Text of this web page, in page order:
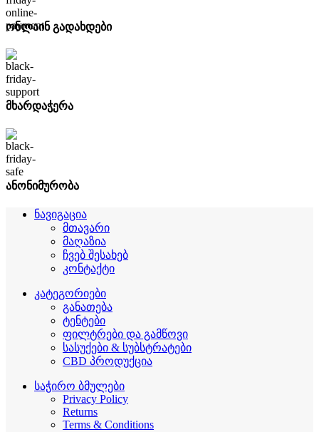
ონლაინ გადახდები
მხარდაჭერა
ანონიმურობა
ნავიგაცია
მთავარი
მაღაზია
ჩვებ შესახებ
კონტაქტი
კატეგორიები
განათება
ტენტები
ფილტრები და გამწოვი
სასუქები & სუბსტრატები
CBD პროდუქცია
საჭირო ბმულები
Privacy Policy
Returns
Terms & Conditions